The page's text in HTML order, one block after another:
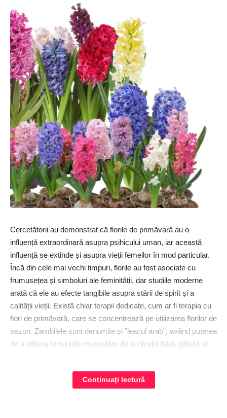
Cercetătorii au demonstrat că florile de primăvară au o
influență extraordinară asupra psihicului uman, iar această
influență se extinde și asupra vieții femeilor în mod particular.
Încă din cele mai vechi timpuri, florile au fost asociate cu
frumusețea și simboluri ale feminității, dar studiile moderne
arată că ele au efecte tangibile asupra stării de spirit și a
calității vieții. Există chiar terapii dedicate, cum ar fi terapia cu
flori de primăvară, care se concentrează pe utilizarea florilor de
sezon. Zambilele sunt denumite și ”leacul arab”, având puterea
de a elibera tensiunile musculare de la nivelul feței, gâtului și
fizică și luptă contra varicelor, a petelor de pe piele și a
Continuați lectură